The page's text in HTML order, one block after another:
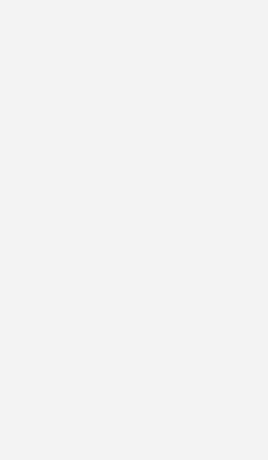
Stuttgart investieren in grüne